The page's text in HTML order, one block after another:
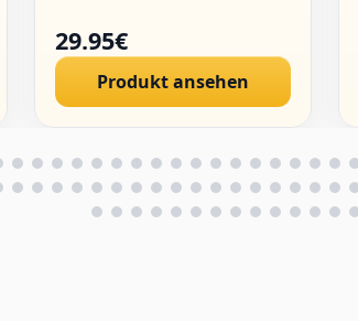
29.95€
Produkt ansehen